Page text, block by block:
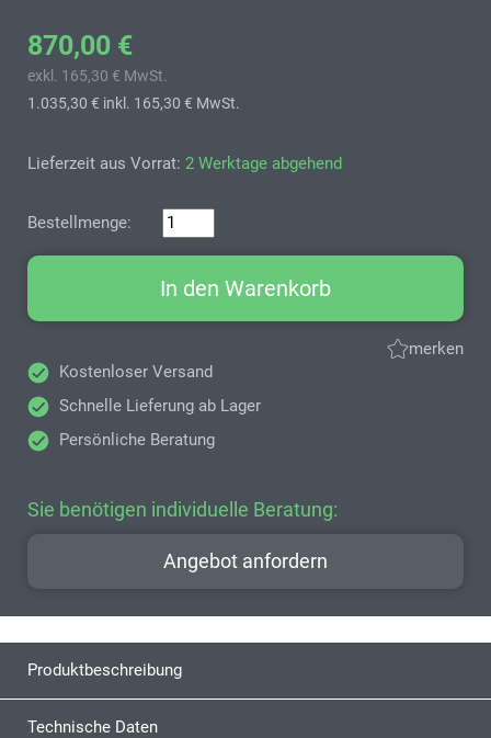
870,00 €
exkl. 165,30 € MwSt.
1.035,30 € inkl. 165,30 € MwSt.
Lieferzeit aus Vorrat: 2 Werktage abgehend
Bestellmenge:
In den Warenkorb
merken
Kostenloser Versand
Schnelle Lieferung ab Lager
Persönliche Beratung
Sie benötigen individuelle Beratung:
Angebot anfordern
Produktbeschreibung
Technische Daten